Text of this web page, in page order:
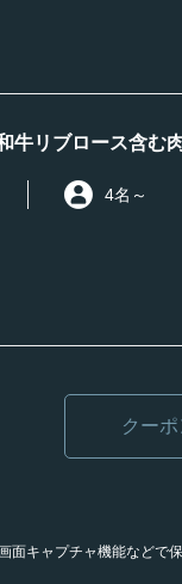
リブロース含む
4名 ～
クー
キャプチャ機能などで